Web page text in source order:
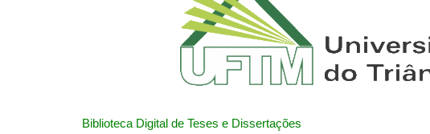
Biblioteca Digital de Teses e Dissertações